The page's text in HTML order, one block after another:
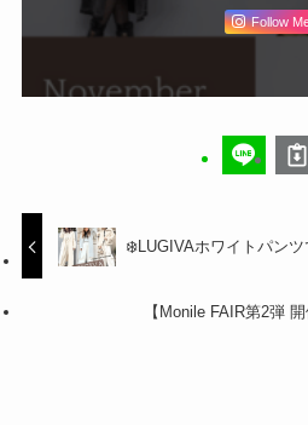
Follow
❄️LUGIVAホワイトパン
【Monile FAIR第2弾